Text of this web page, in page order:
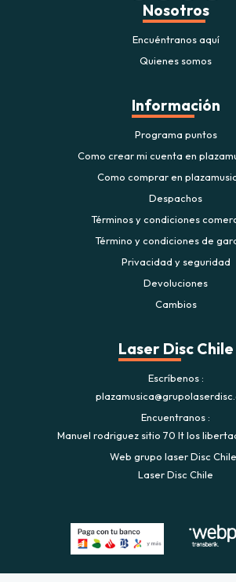
Nosotros
Encuéntranos aquí
Quienes somos
Información
Programa puntos
Como crear mi cuenta en
Como comprar en
Despachos
Términos y condiciones
Término y condiciones de
Privacidad y seguridad
Devoluciones
Cambios
Laser Disc Chile
Escríbenos
Encuentranos
Manuel rodriguez sitio 70 lt los
Web grupo laser Disc Chile
Laser Disc Chile